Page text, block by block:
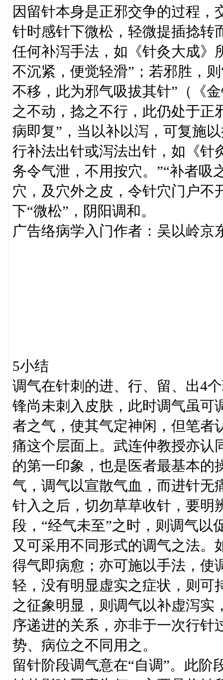
因留针本身是正邪交争的过程
针时感针下微松，轻微提插捻转
任何补泻手法，如《针灸大成》
不沉紧，便觉轻滑”；若邪胜，
不移，此为邪气吸拔其针”（《
之不动，捻之不行，此仍处于正
病即复”，当以补以泻，可复施
行补法出针或泻法出针，如《针
务令气泄，不用按穴。”“补者吸
穴，及穴外之皮，令针穴门户不
下“微松”，阴阳调和。
广告络病学入门作者：吴以岭京
5小结
调气在针刺的进、行、留、出4
锋尚未刺入皮肤，此时调气虽可
者之气，使其气定神闲，但笔者
痛这个层面上。武连仲教授亦认
的第一印象，也是医者最基本的
气，调气以宣散气血，而进针无
针入之后，切勿草草收针，要明
段，“经气未至”之时，则调气以
又可采用不同形式的调气之法
得气即病愈；亦可施以手法，使
轻，没有明显虚实之症状，则可
之征象明显，则调气以补虚泻实
序递进的关系，亦非于一次行针
势、病位之不同用之。
留针阶段调气意在“自调”。此阶